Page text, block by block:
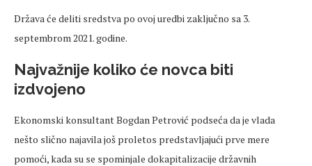
Država će deliti sredstva po ovoj uredbi zaključno sa 3.
septembrom 2021. godine.
Najvažnije koliko će novca biti
izdvojeno
Ekonomski konsultant Bogdan Petrović podseća da je vlada
nešto slično najavila još proletos predstavljajući prve mere
pomoći, kada su se spominjale dokapitalizacije državnih